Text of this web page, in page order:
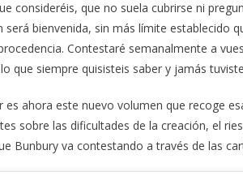
consideréis, que no suela cubrirse ni
bienvenida, sin más límite establecido
Contestaré semanalmente a
que siempre quisisteis saber y jamás
ahora este nuevo volumen que recoge
sobre las dificultades de la creación, el
Bunbury va contestando a través de las